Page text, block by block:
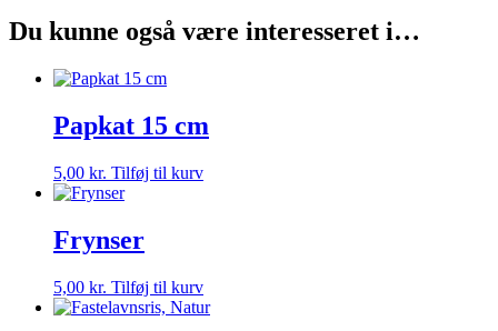
Du kunne også være interesseret i…
Papkat 15 cm
5,00 kr. Tilføj til kurv
Frynser
5,00 kr. Tilføj til kurv